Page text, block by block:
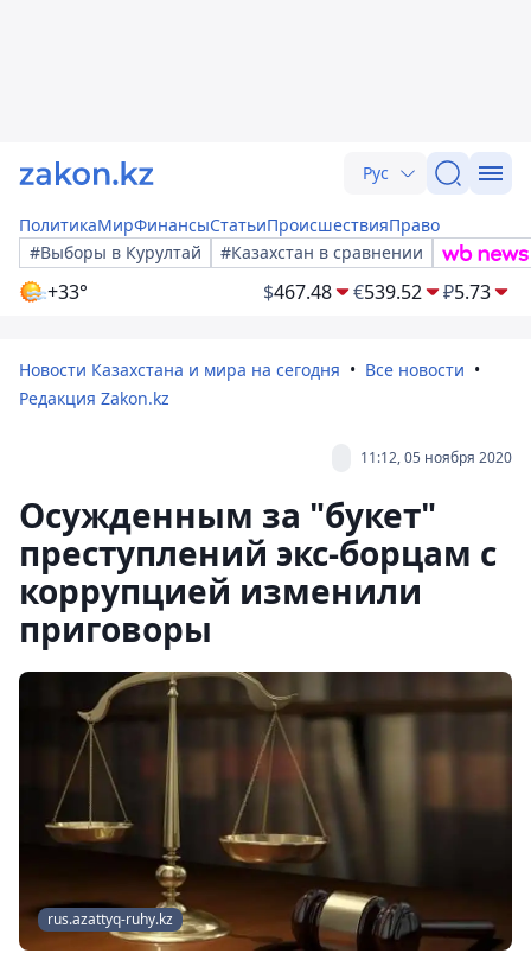
Рус
ПолитикаМирФинансыСтатьиПроисшествияПраво
#Выборы в Курултай
#Казахстан в сравнении
+33° $467.48 €539.52 ₽5.73
Новости Казахстана и мира на сегодня
Все новости
Редакция Zakon.kz
11:12, 05 ноября 2020
Осужденным за "букет"
преступлений экс-борцам с
коррупцией изменили
приговоры
rus.azattyq-ruhy.kz